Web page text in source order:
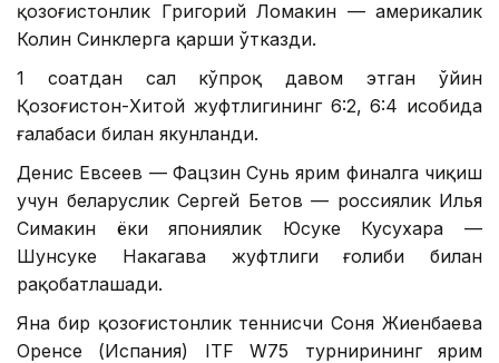
қозоғистонлик Григорий Ломакин — америкалик
Колин Синклерга қарши ўтказди.
1 соатдан сал кўпроқ давом этган ўйин
Қозоғистон-Хитой жуфтлигининг 6:2, 6:4 ҳисобида
ғалабаси билан якунланди.
Денис Евсеев — Фацзин Сунь ярим финалга чиқиш
учун беларуслик Сергей Бетов — россиялик Илья
Симакин ёки япониялик Юсуке Кусухара —
Шунсуке Накагава жуфтлиги ғолиби билан
рақобатлашади.
Яна бир қозоғистонлик теннисчи Соня Жиенбаева
Оренсе (Испания) ITF W75 турнирининг ярим